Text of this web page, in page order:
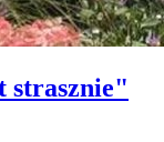
strasznie"